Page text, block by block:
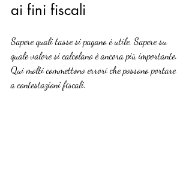
ai fini fiscali
Sapere quali tasse si pagano è utile. Sapere su
quale valore si calcolano è ancora più importante.
Qui molti commettono errori che possono portare
a contestazioni fiscali.